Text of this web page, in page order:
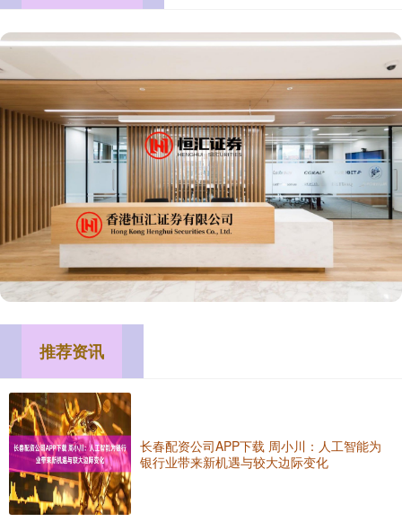
推荐资讯
长春配资公司APP下载 周小川：人工智能为
银行业带来新机遇与较大边际变化